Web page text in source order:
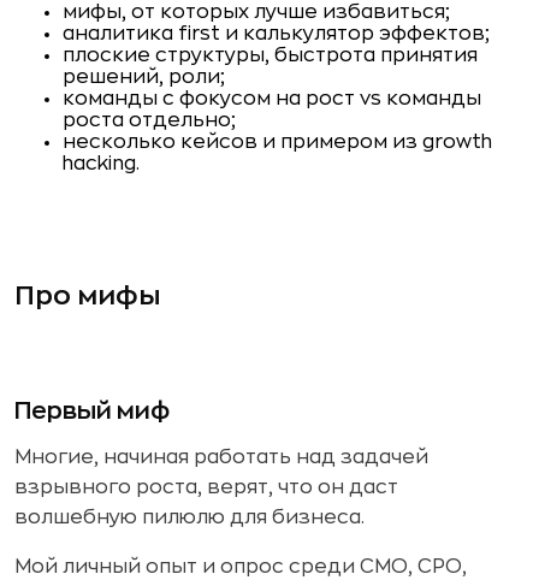
мифы, от которых лучше избавиться;
аналитика first и калькулятор эффектов;
плоские структуры, быстрота принятия
решений, роли;
команды с фокусом на рост vs команды
роста отдельно;
несколько кейсов и примером из growth
hacking.
Про мифы
Первый миф
Многие, начиная работать над задачей
взрывного роста, верят, что он даст
волшебную пилюлю для бизнеса.
Мой личный опыт и опрос среди СМО, СРО,